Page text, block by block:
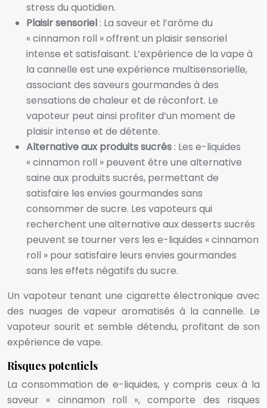
stress du quotidien.
Plaisir sensoriel : La saveur et l’arôme du
« cinnamon roll » offrent un plaisir sensoriel
intense et satisfaisant. L’expérience de la vape à
la cannelle est une expérience multisensorielle,
associant des saveurs gourmandes à des
sensations de chaleur et de réconfort. Le
vapoteur peut ainsi profiter d’un moment de
plaisir intense et de détente.
Alternative aux produits sucrés : Les e-liquides
« cinnamon roll » peuvent être une alternative
saine aux produits sucrés, permettant de
satisfaire les envies gourmandes sans
consommer de sucre. Les vapoteurs qui
recherchent une alternative aux desserts sucrés
peuvent se tourner vers les e-liquides « cinnamon
roll » pour satisfaire leurs envies gourmandes
sans les effets négatifs du sucre.
Un vapoteur tenant une cigarette électronique avec
des nuages de vapeur aromatisés à la cannelle. Le
vapoteur sourit et semble détendu, profitant de son
expérience de vape.
Risques potentiels
La consommation de e-liquides, y compris ceux à la
saveur « cinnamon roll », comporte des risques